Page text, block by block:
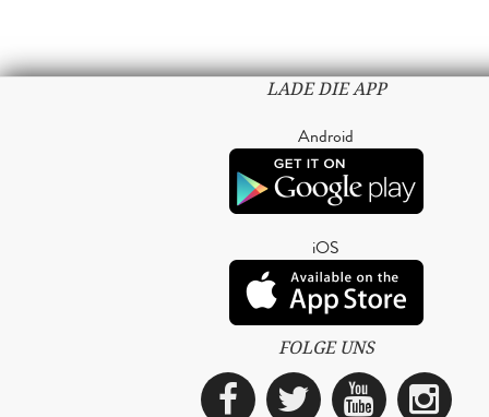
LADE DIE APP
Android
iOS
FOLGE UNS
Facebook
Twitter